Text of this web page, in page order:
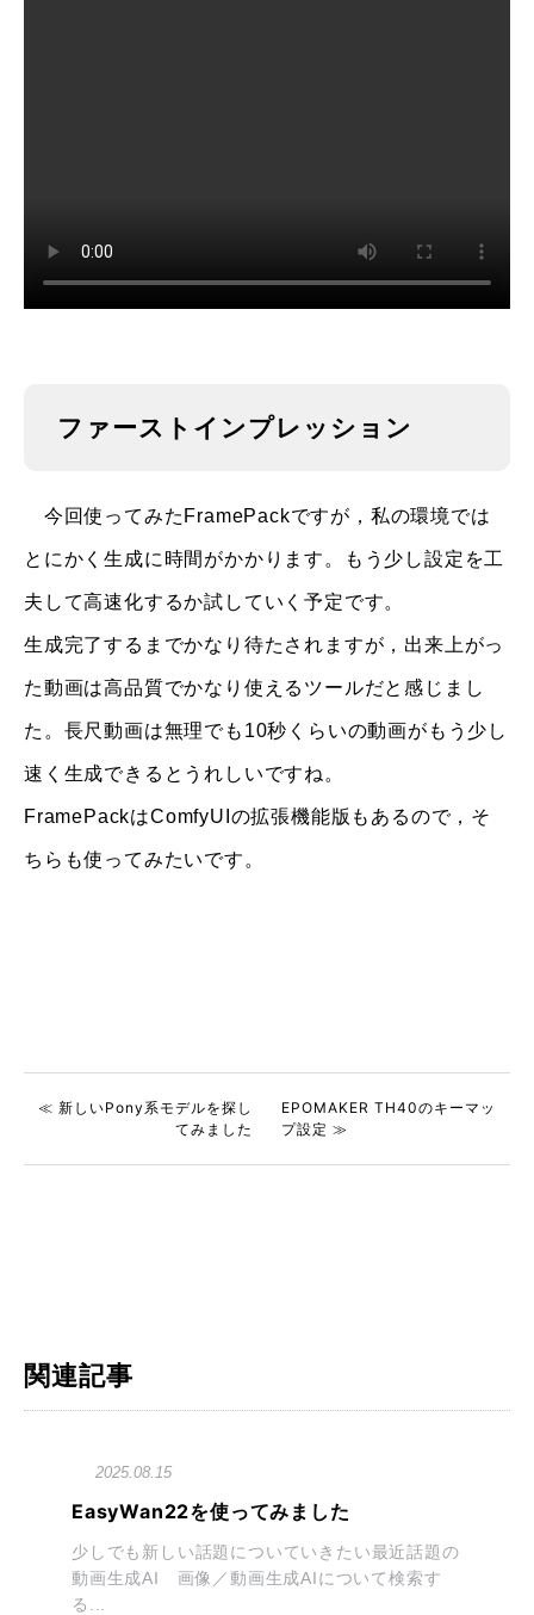
ファーストインプレッション
今回使ってみたFramePackですが，私の環境では
とにかく生成に時間がかかります。もう少し設定を工
夫して高速化するか試していく予定です。
生成完了するまでかなり待たされますが，出来上がっ
た動画は高品質でかなり使えるツールだと感じまし
た。長尺動画は無理でも10秒くらいの動画がもう少し
速く生成できるとうれしいですね。
FramePackはComfyUIの拡張機能版もあるので，そ
ちらも使ってみたいです。
≪ 新しいPony系モデルを探し
てみました
EPOMAKER TH40のキーマッ
プ設定 ≫
関連記事
2025.08.15
EasyWan22を使ってみました
少しでも新しい話題についていきたい最近話題の
動画生成AI 画像／動画生成AIについて検索す
る...